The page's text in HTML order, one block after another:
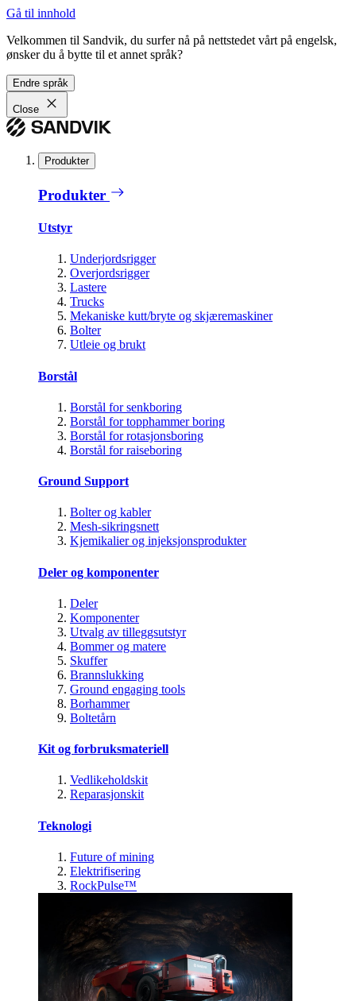
Gå til innhold
Velkommen til Sandvik, du surfer nå på nettstedet vårt på engelsk,
ønsker du å bytte til et annet språk?
Endre språk
Close
Produkter
Produkter
Utstyr
Underjordsrigger
Overjordsrigger
Lastere
Trucks
Mekaniske kutt/bryte og skjæremaskiner
Bolter
Utleie og brukt
Borstål
Borstål for senkboring
Borstål for topphammer boring
Borstål for rotasjonsboring
Borstål for raiseboring
Ground Support
Bolter og kabler
Mesh-sikringsnett
Kjemikalier og injeksjonsprodukter
Deler og komponenter
Deler
Komponenter
Utvalg av tilleggsutstyr
Bommer og matere
Skuffer
Brannslukking
Ground engaging tools
Borhammer
Boltetårn
Kit og forbruksmateriell
Vedlikeholdskit
Reparasjonskit
Teknologi
Future of mining
Elektrifisering
RockPulse™